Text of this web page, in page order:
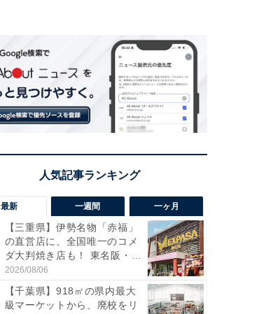
最新 一週間 一ヶ月
【三重県】伊勢名物「赤福」
の直営店に、全国唯一のコメ
ダ大判焼き店も！ 東名阪・
伊...
2026/08/06
【千葉県】918㎡の県内最大
級マーケットから、廃校をリ